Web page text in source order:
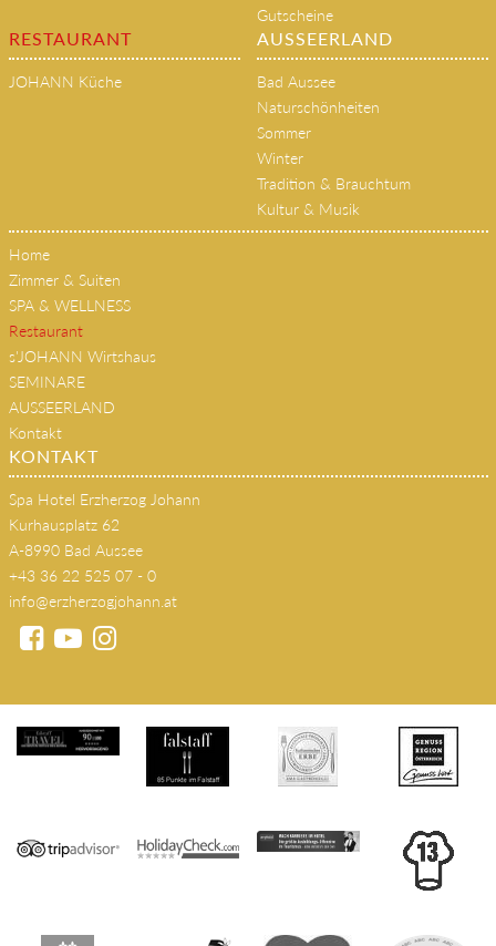
Gutscheine
RESTAURANT
JOHANN Küche
AUSSEERLAND
Bad Aussee
Naturschönheiten
Sommer
Winter
Tradition & Brauchtum
Kultur & Musik
Home
Zimmer & Suiten
SPA & WELLNESS
Restaurant
s'JOHANN Wirtshaus
SEMINARE
AUSSEERLAND
Kontakt
KONTAKT
Spa Hotel Erzherzog Johann
Kurhausplatz 62
A-8990 Bad Aussee
+43 36 22 525 07 - 0
info@erzherzogjohann.at